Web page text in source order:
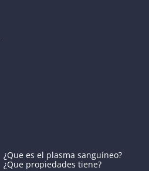
¿Que es el plasma sanguíneo?
¿Que propiedades tiene?